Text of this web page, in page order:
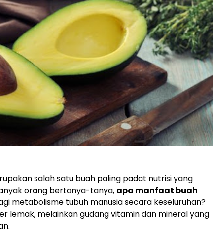
salah satu buah paling padat nutrisi yang
orang bertanya-tanya, apa manfaat buah
metabolisme tubuh manusia secara keseluruhan?
lemak, melainkan gudang vitamin dan mineral yang